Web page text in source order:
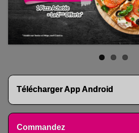
Télécharger App Android
Commandez